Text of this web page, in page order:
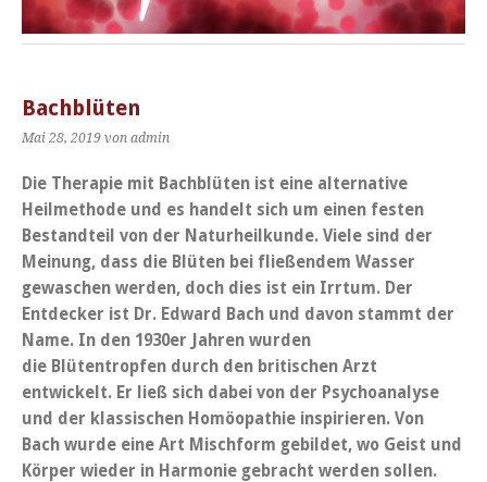
Bachblüten
Mai 28, 2019 von admin
Die Therapie mit Bachblüten ist eine alternative
Heilmethode und es handelt sich um einen festen
Bestandteil von der Naturheilkunde. Viele sind der
Meinung, dass die Blüten bei fließendem Wasser
gewaschen werden, doch dies ist ein Irrtum. Der
Entdecker ist Dr. Edward Bach und davon stammt der
Name. In den 1930er Jahren wurden
die Blütentropfen durch den britischen Arzt
entwickelt. Er ließ sich dabei von der Psychoanalyse
und der klassischen Homöopathie inspirieren. Von
Bach wurde eine Art Mischform gebildet, wo Geist und
Körper wieder in Harmonie gebracht werden sollen.